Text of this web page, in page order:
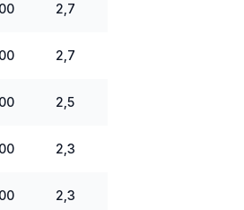
2,7
2,7
2,5
2,3
2,3